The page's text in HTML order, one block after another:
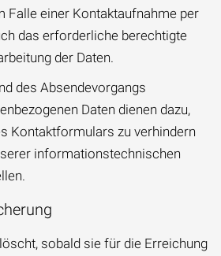
Falle einer Kontaktaufnahme per
das erforderliche berechtigte
der Daten.
des Absendevorgangs
Daten dienen dazu,
Kontaktformulars zu verhindern
informationstechnischen
sobald sie für die Erreichung